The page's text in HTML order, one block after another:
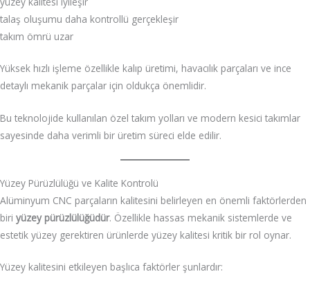
talaş oluşumu daha kontrollü gerçekleşir
takım ömrü uzar
Yüksek hızlı işleme özellikle kalıp üretimi, havacılık parçaları ve ince
detaylı mekanik parçalar için oldukça önemlidir.
Bu teknolojide kullanılan özel takım yolları ve modern kesici takımlar
sayesinde daha verimli bir üretim süreci elde edilir.
Yüzey Pürüzlülüğü ve Kalite Kontrolü
Alüminyum CNC parçaların kalitesini belirleyen en önemli faktörlerden
biri yüzey pürüzlülüğüdür. Özellikle hassas mekanik sistemlerde ve
estetik yüzey gerektiren ürünlerde yüzey kalitesi kritik bir rol oynar.
Yüzey kalitesini etkileyen başlıca faktörler şunlardır: